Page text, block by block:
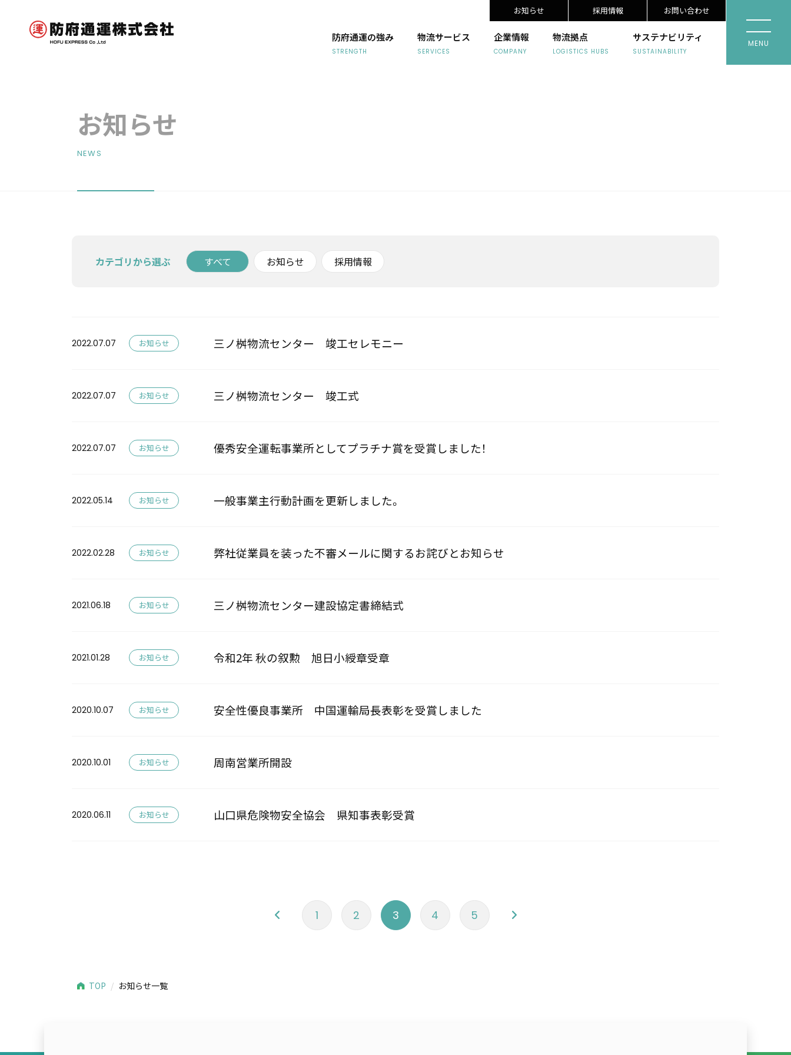
お知らせ 採用情報 お問い合わせ
防府通運の強み
STRENGTH
物流サービス
SERVICES
企業情報
COMPANY
物流拠点
LOGISTICS HUBS
サステナビリティ
SUSTAINABILITY
toggle
お知らせ
NEWS
カテゴリから選ぶ すべて お知らせ 採用情報
2022.07.07 お知らせ 三ノ桝物流センター 竣工セレモニー
2022.07.07 お知らせ 三ノ桝物流センター 竣工式
2022.07.07 お知らせ 優秀安全運転事業所としてプラチナ賞を受賞しました！
2022.05.14 お知らせ 一般事業主行動計画を更新しました。
2022.02.28 お知らせ 弊社従業員を装った不審メールに関するお詫びとお知らせ
2021.06.18 お知らせ 三ノ桝物流センター建設協定書締結式
2021.01.28 お知らせ 令和2年 秋の叙勲 旭日小綬章受章
2020.10.07 お知らせ 安全性優良事業所 中国運輸局長表彰を受賞しました
2020.10.01 お知らせ 周南営業所開設
2020.06.11 お知らせ 山口県危険物安全協会 県知事表彰受賞
1 2 3 4 5
TOP お知らせ一覧